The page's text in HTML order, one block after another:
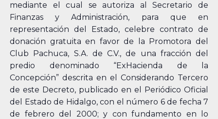
mediante el cual se autoriza al Secretario de
Finanzas y Administración, para que en
representación del Estado, celebre contrato de
donación gratuita en favor de la Promotora del
Club Pachuca, S.A. de C.V., de una fracción del
predio denominado “ExHacienda de la
Concepción” descrita en el Considerando Tercero
de este Decreto, publicado en el Periódico Oficial
del Estado de Hidalgo, con el número 6 de fecha 7
de febrero del 2000; y con fundamento en lo